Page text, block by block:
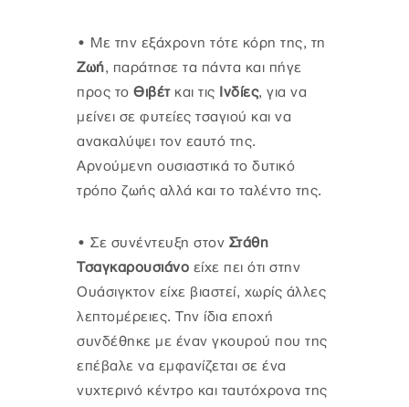
• Με την εξάχρονη τότε κόρη της, τη
Ζωή, παράτησε τα πάντα και πήγε
προς το Θιβέτκαι τις Ινδίες, για να
μείνει σε φυτείες τσαγιού και να
ανακαλύψει τον εαυτό της.
Αρνούμενη ουσιαστικά το δυτικό
τρόπο ζωής αλλά και το ταλέντο της.
• Σε συνέντευξη στον Στάθη
Τσαγκαρουσιάνο είχε πει ότι στην
Ουάσιγκτον είχε βιαστεί, χωρίς άλλες
λεπτομέρειες. Την ίδια εποχή
συνδέθηκε με έναν γκουρού που της
επέβαλε να εμφανίζεται σε ένα
νυχτερινό κέντρο και ταυτόχρονα της